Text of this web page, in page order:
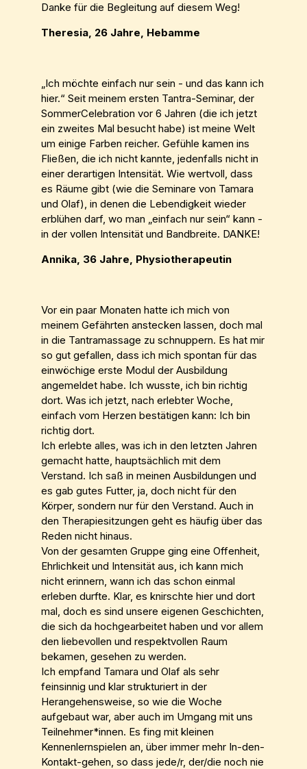
Danke für die Begleitung auf diesem Weg!
Theresia, 26 Jahre, Hebamme
„Ich möchte einfach nur sein - und das kann ich
hier.“ Seit meinem ersten Tantra-Seminar, der
SommerCelebration vor 6 Jahren (die ich jetzt
ein zweites Mal besucht habe) ist meine Welt
um einige Farben reicher. Gefühle kamen ins
Fließen, die ich nicht kannte, jedenfalls nicht in
einer derartigen Intensität. Wie wertvoll, dass
es Räume gibt (wie die Seminare von Tamara
und Olaf), in denen die Lebendigkeit wieder
erblühen darf, wo man „einfach nur sein“ kann -
in der vollen Intensität und Bandbreite. DANKE!
Annika, 36 Jahre, Physiotherapeutin
Vor ein paar Monaten hatte ich mich von
meinem Gefährten anstecken lassen, doch mal
in die Tantramassage zu schnuppern. Es hat mir
so gut gefallen, dass ich mich spontan für das
einwöchige erste Modul der Ausbildung
angemeldet habe. Ich wusste, ich bin richtig
dort. Was ich jetzt, nach erlebter Woche,
einfach vom Herzen bestätigen kann: Ich bin
richtig dort.
Ich erlebte alles, was ich in den letzten Jahren
gemacht hatte, hauptsächlich mit dem
Verstand. Ich saß in meinen Ausbildungen und
es gab gutes Futter, ja, doch nicht für den
Körper, sondern nur für den Verstand. Auch in
den Therapiesitzungen geht es häufig über das
Reden nicht hinaus.
Von der gesamten Gruppe ging eine Offenheit,
Ehrlichkeit und Intensität aus, ich kann mich
nicht erinnern, wann ich das schon einmal
erleben durfte. Klar, es knirschte hier und dort
mal, doch es sind unsere eigenen Geschichten,
die sich da hochgearbeitet haben und vor allem
den liebevollen und respektvollen Raum
bekamen, gesehen zu werden.
Ich empfand Tamara und Olaf als sehr
feinsinnig und klar strukturiert in der
Herangehensweise, so wie die Woche
aufgebaut war, aber auch im Umgang mit uns
Teilnehmer*innen. Es fing mit kleinen
Kennenlernspielen an, über immer mehr In-den-
Kontakt-gehen, so dass jede/r, der/die noch nie